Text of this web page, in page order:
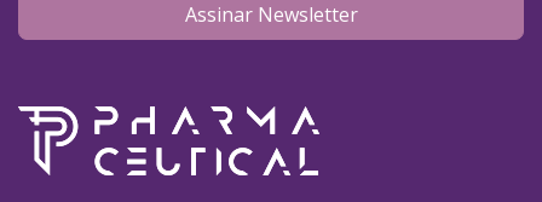
Assinar Newsletter